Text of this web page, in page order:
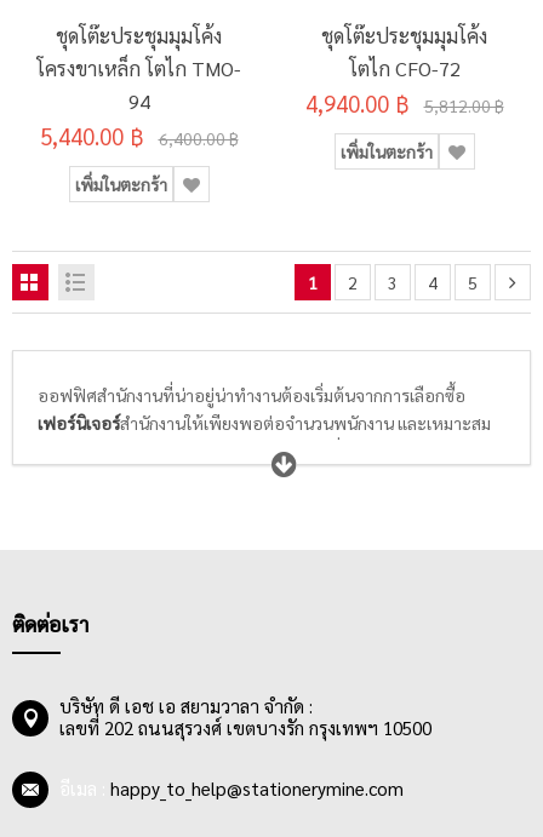
ชุดโต๊ะประชุมมุมโค้ง
โครงขาเหล็ก โตไก TMO-
94
5,440.00 ฿ 6,400.00 ฿
เพิ่มในตะกร้า
ชุดโต๊ะประชุมมุมโค้ง
โตไก CFO-72
4,940.00 ฿ 5,812.00 ฿
เพิ่มในตะกร้า
1 2 3 4 5
ออฟฟิศสำนักงานที่น่าอยู่น่าทำงานต้องเริ่มต้นจากการเลือกซื้อ
เฟอร์นิเจอร์สำนักงานให้เพียงพอต่อจำนวนพนักงาน และเหมาะสม
ของตกแต่ง
ดอกไม้ ต้นไม้ ภาพถ่าย ภาพวาด ฉากต่างๆ ที่สามารถสร้างสรรค์ให้
ดูแลออฟฟิศต้องเตรียมเรื่องอุปกรณ์
สำหรับสำนักงาน, ออฟฟิศ, ธุรกิจSME, โรงเรียน, หน่วยงานต่างๆ รวม
ไปถึงการปรับมุมโปรดในบ้านให้เป็นพื้นที่ทำงาน (Work Form
Home) หรือการเรียนหนังสือออนไลน์
โตไก เฟอร์นิเจอร์
ติดต่อเรา
บริษัท ดี เอช เอ สยามวาลา จำกัด :
เลขที่ 202 ถนนสุรวงศ์ เขตบางรัก กรุงเทพฯ 10500
happy_to_help@stationerymine.com